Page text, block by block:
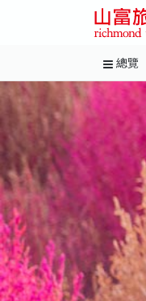
總覽